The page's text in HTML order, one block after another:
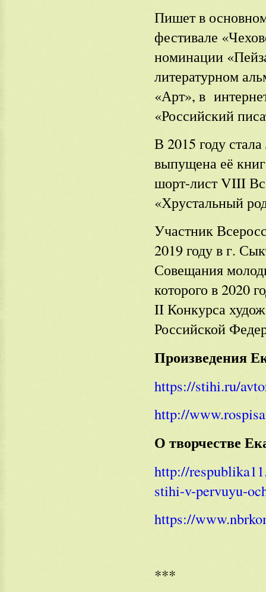
Пишет в
фестивале
номинации
литературном
«Арт», в
«Российский
В 2015 году
выпущена её
шорт-лист VIII
«Хрустальный
Участник
2019 году в г.
Совещания
которого в 2020
II Конкурса
Российской
Произведения
https://stihi.ru/
http://
О творчестве
http://
stihi-v-pervuyu-
https://
***